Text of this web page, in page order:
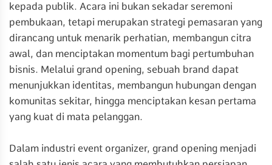
kepada publik. Acara ini bukan sekadar seremoni
pembukaan, tetapi merupakan strategi pemasaran yang
dirancang untuk menarik perhatian, membangun citra
awal, dan menciptakan momentum bagi pertumbuhan
bisnis. Melalui grand opening, sebuah brand dapat
menunjukkan identitas, membangun hubungan dengan
komunitas sekitar, hingga menciptakan kesan pertama
yang kuat di mata pelanggan.
Dalam industri event organizer, grand opening menjadi